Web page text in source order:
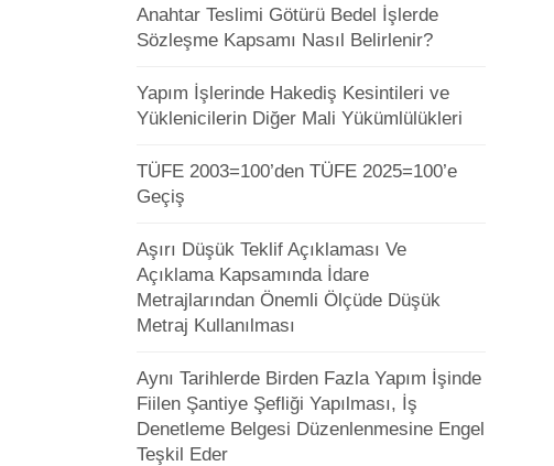
Anahtar Teslimi Götürü Bedel İşlerde
Sözleşme Kapsamı Nasıl Belirlenir?
Yapım İşlerinde Hakediş Kesintileri ve
Yüklenicilerin Diğer Mali Yükümlülükleri
TÜFE 2003=100’den TÜFE 2025=100’e
Geçiş
Aşırı Düşük Teklif Açıklaması Ve
Açıklama Kapsamında İdare
Metrajlarından Önemli Ölçüde Düşük
Metraj Kullanılması
Aynı Tarihlerde Birden Fazla Yapım İşinde
Fiilen Şantiye Şefliği Yapılması, İş
Denetleme Belgesi Düzenlenmesine Engel
Teşkil Eder